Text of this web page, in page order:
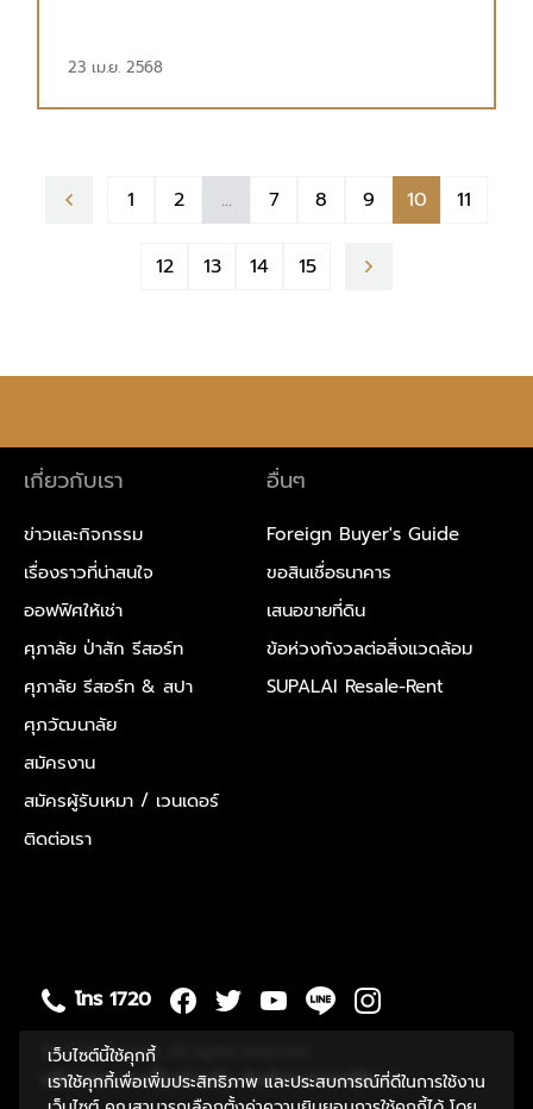
23 เม.ย. 2568
1 2 ... 7 8 9 10 11
12 13 14 15
เกี่ยวกับเรา
ข่าวและกิจกรรม
เรื่องราวที่น่าสนใจ
ออฟฟิศให้เช่า
ศุภาลัย ป่าสัก รีสอร์ท
ศุภาลัย รีสอร์ท & สปา
ศุภวัฒนาลัย
สมัครงาน
สมัครผู้รับเหมา / เวนเดอร์
ติดต่อเรา
อื่นๆ
Foreign Buyer's Guide
ขอสินเชื่อธนาคาร
เสนอขายที่ดิน
ข้อห่วงกังวลต่อสิ่งแวดล้อม
SUPALAI Resale-Rent
โทร 1720
© 2020 Supalai. All rights reserved
นโยบายความเป็นส่วนตัวข้อกำหนดการใช้งาน
เว็บไซต์นี้ใช้คุกกี้
เราใช้คุกกี้เพื่อเพิ่มประสิทธิภาพ และประสบการณ์ที่ดีในการใช้งาน